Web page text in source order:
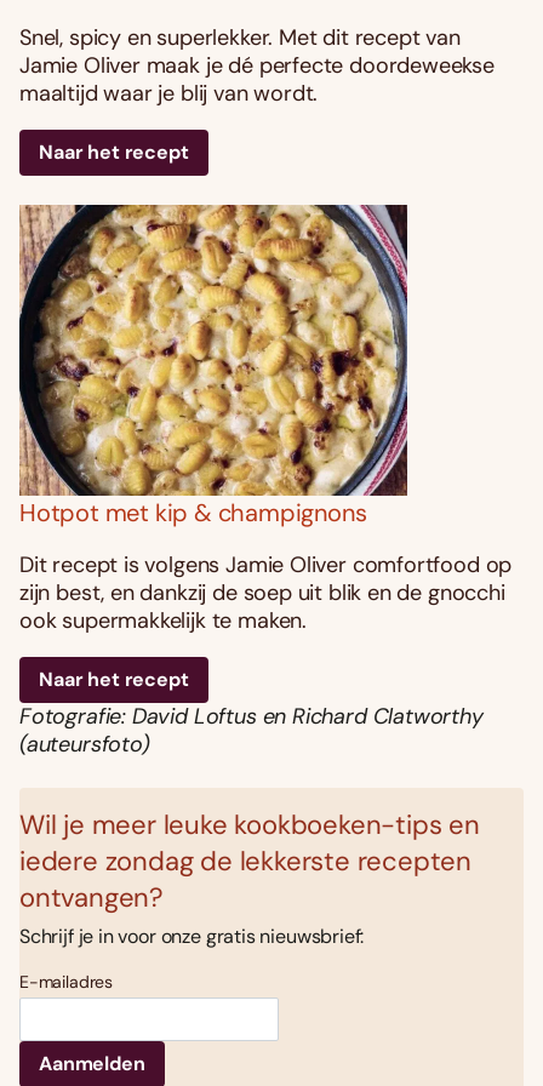
Snel, spicy en superlekker. Met dit recept van
Jamie Oliver maak je dé perfecte doordeweekse
maaltijd waar je blij van wordt.
Naar het recept
Hotpot met kip & champignons
Dit recept is volgens Jamie Oliver comfortfood op
zijn best, en dankzij de soep uit blik en de gnocchi
ook supermakkelijk te maken.
Naar het recept
Fotografie: David Loftus en Richard Clatworthy
(auteursfoto)
Wil je meer leuke kookboeken-tips en
iedere zondag de lekkerste recepten
ontvangen?
Schrijf je in voor onze gratis nieuwsbrief:
E-mailadres